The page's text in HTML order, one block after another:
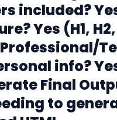
included?
Yes (H1,
Professional/
info?
Final
to